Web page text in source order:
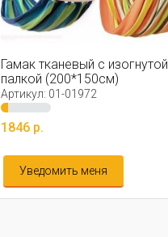
Гамак тканевый с изогнутой
палкой (200*150см)
Артикул: 01-01972
1846 р.
Уведомить меня